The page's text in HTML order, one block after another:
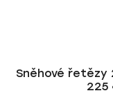
Sněhové řetězy
225